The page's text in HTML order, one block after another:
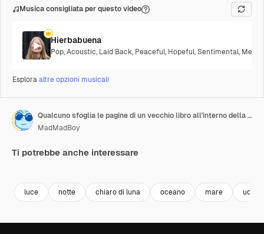
Musica consigliata per questo video
Hierbabuena
Pop,Acoustic, Laid Back, Peaceful, Hopeful,Sentimental,
Esploraaltre opzioni musicali
Qualcuno sfoglia le pagine di un vecchio libro all'interno della cabina della nave a vela.
MadMadBoy
Ti potrebbe anche interessare
luce notte chiaro di luna oceano mare uomo